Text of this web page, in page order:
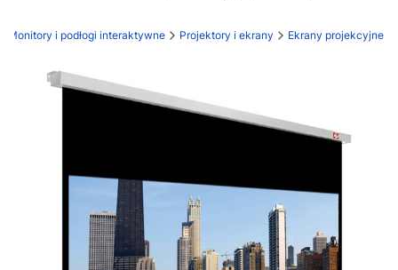
Monitory i podłogi interaktywne Projektory i ekrany Ekrany projekcyjne